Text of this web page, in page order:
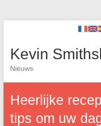
Kevin
Nieuws
Heerlijke
tips om uw